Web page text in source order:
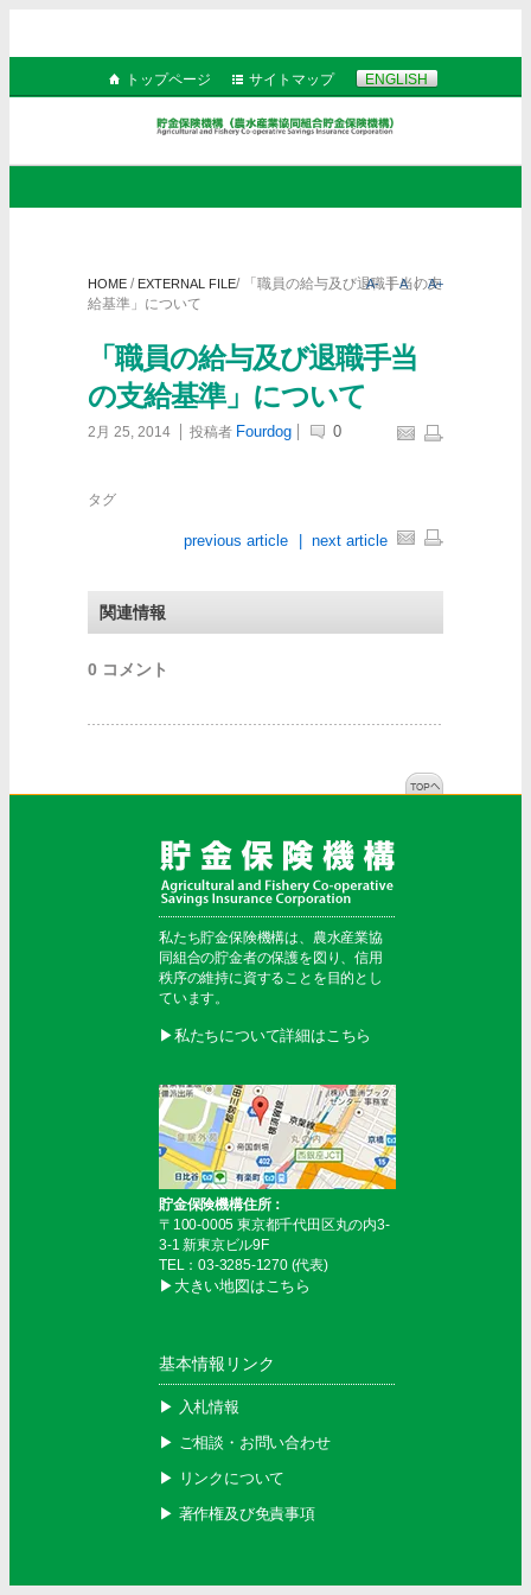
トップページ サイトマップ ENGLISH
HOME / EXTERNAL FILE/
「職員の給与及び退職手当の支
給基準」について
「職員の給与及び退職手当
の支給基準」について
2月 25, 2014 投稿者 Fourdog 0
タグ
previous article next article
関連情報
0 コメント
A- A A+
私たち貯金保険機構は、農水産業協
同組合の貯金者の保護を図り、信用
秩序の維持に資することを目的とし
ています。
▶︎私たちについて詳細はこちら
貯金保険機構住所：
〒100-0005 東京都千代田区丸の内3-
3-1 新東京ビル9F
TEL：03-3285-1270 (代表)
▶︎大きい地図はこちら
基本情報リンク
▶︎ 入札情報
▶︎ ご相談・お問い合わせ
▶︎ リンクについて
▶︎ 著作権及び免責事項